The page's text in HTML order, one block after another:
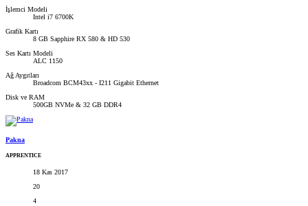
İşlemci Modeli
Intel i7 6700K
Grafik Kartı
8 GB Sapphire RX 580 & HD 530
Ses Kartı Modeli
ALC 1150
Ağ Aygıtları
Broadcom BCM43xx - I211 Gigabit Ethernet
Disk ve RAM
500GB NVMe & 32 GB DDR4
Pakna
APPRENTICE
18 Kas 2017
20
4